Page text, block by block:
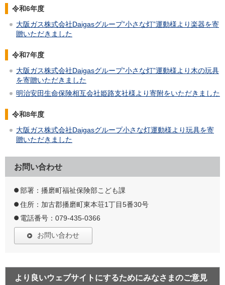
令和6年度
大阪ガス株式会社Daigasグループ”小さな灯”運動様より楽器を寄
贈いただきました
令和7年度
大阪ガス株式会社Daigasグループ”小さな灯”運動様より木の玩具
を寄贈いただきました
明治安田生命保険相互会社姫路支社様より寄附をいただきました
令和8年度
大阪ガス株式会社Daigasグループ小さな灯運動様より玩具を寄
贈いただきました
お問い合わせ
部署：播磨町福祉保険部こども課
住所：加古郡播磨町東本荘1丁目5番30号
電話番号：079-435-0366
お問い合わせ
より良いウェブサイトにするためにみなさまのご意見